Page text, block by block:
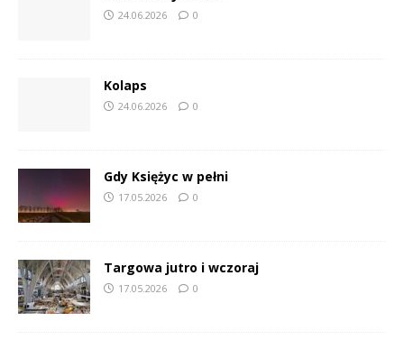
24.06.2026 0
Kolaps
24.06.2026 0
Gdy Księżyc w pełni
17.05.2026 0
Targowa jutro i wczoraj
17.05.2026 0